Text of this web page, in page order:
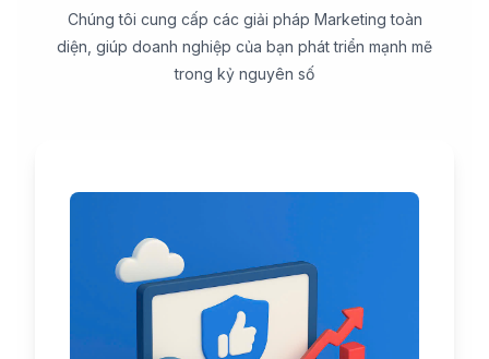
Chúng tôi cung cấp các giải pháp Marketing toàn
diện, giúp doanh nghiệp của bạn phát triển mạnh mẽ
trong kỷ nguyên số